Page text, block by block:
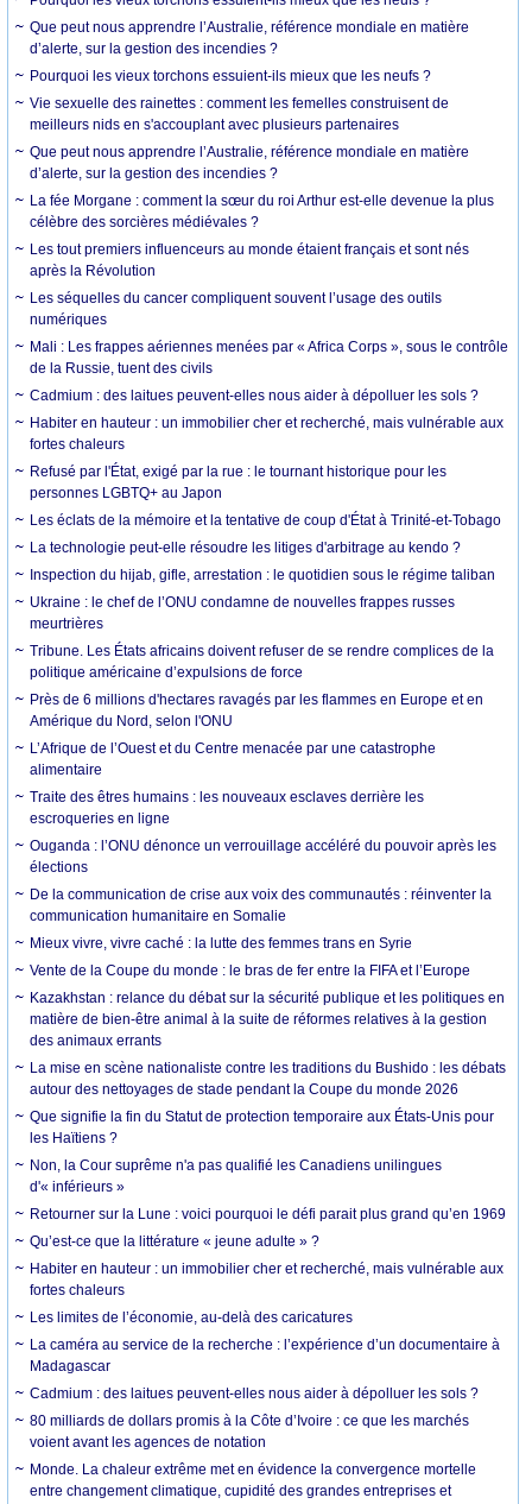
Que peut nous apprendre l’Australie, référence mondiale en matière
d’alerte, sur la gestion des incendies ?
Pourquoi les vieux torchons essuient-ils mieux que les neufs ?
Vie sexuelle des rainettes : comment les femelles construisent de
meilleurs nids en s'accouplant avec plusieurs partenaires
Que peut nous apprendre l’Australie, référence mondiale en matière
d’alerte, sur la gestion des incendies ?
La fée Morgane : comment la sœur du roi Arthur est-elle devenue la plus
célèbre des sorcières médiévales ?
Les tout premiers influenceurs au monde étaient français et sont nés
après la Révolution
Les séquelles du cancer compliquent souvent l’usage des outils
numériques
Mali : Les frappes aériennes menées par « Africa Corps », sous le contrôle
de la Russie, tuent des civils
Cadmium : des laitues peuvent-elles nous aider à dépolluer les sols ?
Habiter en hauteur : un immobilier cher et recherché, mais vulnérable aux
fortes chaleurs
Refusé par l'État, exigé par la rue : le tournant historique pour les
personnes LGBTQ+ au Japon
Les éclats de la mémoire et la tentative de coup d'État à Trinité-et-Tobago
La technologie peut-elle résoudre les litiges d'arbitrage au kendo ?
Inspection du hijab, gifle, arrestation : le quotidien sous le régime taliban
Ukraine : le chef de l’ONU condamne de nouvelles frappes russes
meurtrières
Tribune. Les États africains doivent refuser de se rendre complices de la
politique américaine d’expulsions de force
Près de 6 millions d'hectares ravagés par les flammes en Europe et en
Amérique du Nord, selon l'ONU
L’Afrique de l’Ouest et du Centre menacée par une catastrophe
alimentaire
Traite des êtres humains : les nouveaux esclaves derrière les
escroqueries en ligne
Ouganda : l’ONU dénonce un verrouillage accéléré du pouvoir après les
élections
De la communication de crise aux voix des communautés : réinventer la
communication humanitaire en Somalie
Mieux vivre, vivre caché : la lutte des femmes trans en Syrie
Vente de la Coupe du monde : le bras de fer entre la FIFA et l’Europe
Kazakhstan : relance du débat sur la sécurité publique et les politiques en
matière de bien-être animal à la suite de réformes relatives à la gestion
des animaux errants
La mise en scène nationaliste contre les traditions du Bushido : les débats
autour des nettoyages de stade pendant la Coupe du monde 2026
Que signifie la fin du Statut de protection temporaire aux États-Unis pour
les Haïtiens ?
Non, la Cour suprême n'a pas qualifié les Canadiens unilingues
d'« inférieurs »
Retourner sur la Lune : voici pourquoi le défi parait plus grand qu’en 1969
Qu’est-ce que la littérature « jeune adulte » ?
Habiter en hauteur : un immobilier cher et recherché, mais vulnérable aux
fortes chaleurs
Les limites de l’économie, au-delà des caricatures
La caméra au service de la recherche : l’expérience d’un documentaire à
Madagascar
Cadmium : des laitues peuvent-elles nous aider à dépolluer les sols ?
80 milliards de dollars promis à la Côte d’Ivoire : ce que les marchés
voient avant les agences de notation
Monde. La chaleur extrême met en évidence la convergence mortelle
entre changement climatique, cupidité des grandes entreprises et